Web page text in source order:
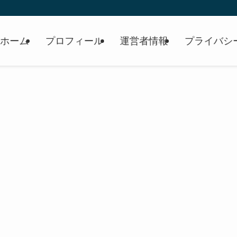
ホーム プロフィール 運営者情報 プライバシ